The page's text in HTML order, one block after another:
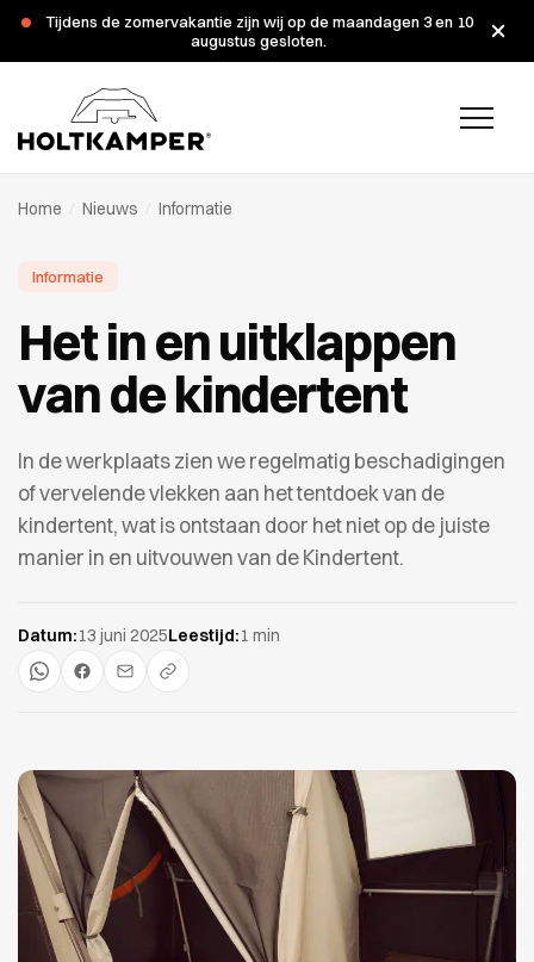
Tijdens de zomervakantie zijn wij op de maandagen 3 en 10
augustus gesloten.
Home Nieuws Informatie
Informatie
Het in en uitklappen
van de kindertent
In de werkplaats zien we regelmatig beschadigingen
of vervelende vlekken aan het tentdoek van de
kindertent, wat is ontstaan door het niet op de juiste
manier in en uitvouwen van de Kindertent.
Datum:13 juni 2025Leestijd:1 min